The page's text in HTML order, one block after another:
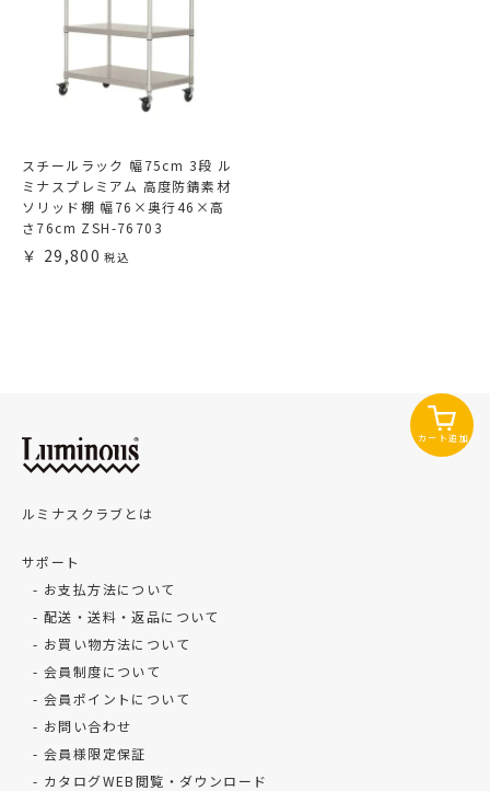
スチールラック 幅75cm 3段 ル
ミナスプレミアム 高度防錆素材
ソリッド棚 幅76×奥行46×高
さ76cm ZSH-76703
29,800
カート追加
ルミナスクラブとは
サポート
お支払方法について
配送・送料・返品について
お買い物方法について
会員制度について
会員ポイントについて
お問い合わせ
会員様限定保証
カタログWEB閲覧・ダウンロード